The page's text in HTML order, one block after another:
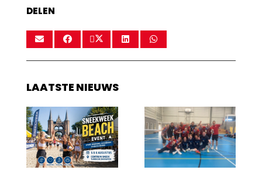
DELEN
LAATSTE NIEUWS